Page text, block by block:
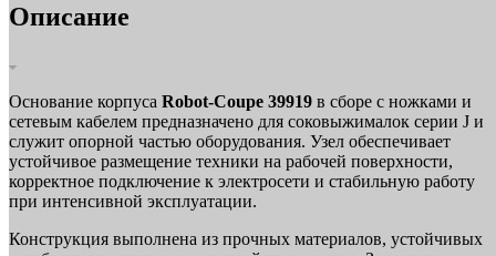
Описание
Основание корпуса Robot-Coupe 39919 в сборе с ножками и
сетевым кабелем предназначено для соковыжималок серии J и
служит опорной частью оборудования. Узел обеспечивает
устойчивое размещение техники на рабочей поверхности,
корректное подключение к электросети и стабильную работу
при интенсивной эксплуатации.
Конструкция выполнена из прочных материалов, устойчивых